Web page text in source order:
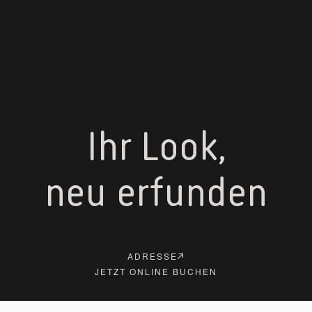
Ihr Look,
neu erfunden
ADRESSE
JETZT ONLINE BUCHEN